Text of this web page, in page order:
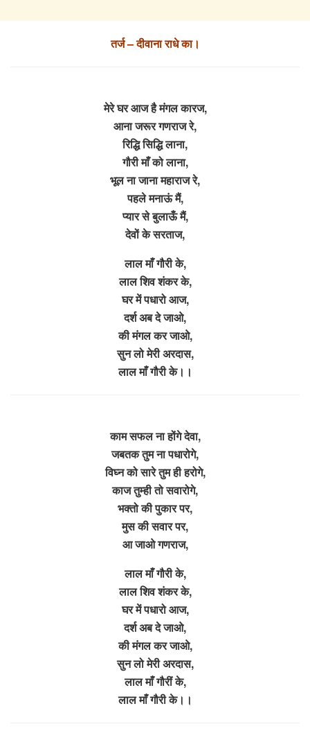
तर्ज – दीवाना राधे का।
मेरे घर आज है मंगल कारज,
आना जरूर गणराज रे,
रिद्धि सिद्धि लाना,
गौरी माँ को लाना,
भूल ना जाना महाराज रे,
पहले मनाऊं मैं,
प्यार से बुलाऊँ मैं,
देवों के सरताज,
लाल माँ गौरी के,
लाल शिव शंकर के,
घर में पधारो आज,
दर्श अब दे जाओ,
की मंगल कर जाओ,
सुन लो मेरी अरदास,
लाल माँ गौरी के।।
काम सफल ना होंगे देवा,
जबतक तुम ना पधारोगे,
विघ्न को सारे तुम ही हरोगे,
काज तुम्ही तो सवारोगे,
भक्तो की पुकार पर,
मुस की सवार पर,
आ जाओ गणराज,
लाल माँ गौरी के,
लाल शिव शंकर के,
घर में पधारो आज,
दर्श अब दे जाओ,
की मंगल कर जाओ,
सुन लो मेरी अरदास,
लाल माँ गौरीं के,
लाल माँ गौरी के।।